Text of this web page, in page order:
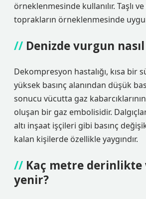
örneklenmesinde kullanılır. Taşlı ve
toprakların örneklenmesinde
Denizde vurgun
Dekompresyon hastalığı, kısa bir
yüksek basınç alanından düşük
sonucu vücutta gaz
oluşan bir gaz embolisidir.
altı inşaat işçileri gibi basınç
kalan kişilerde özellikle yaygındır.
Kaç metre derinlikte
yenir?